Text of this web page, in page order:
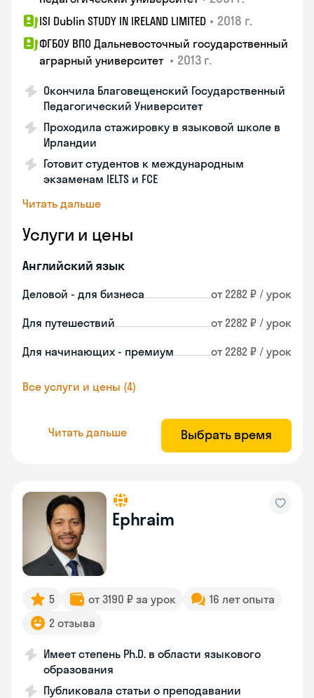
ISI Dublin STUDY IN IRELAND LIMITED • 2018 г.
ФГБОУ ВПО Дальневосточный государственный
аграрный университет • 2013 г.
Окончила Благовещенский Государственный
Педагогический Университет
Проходила стажировку в языковой школе в
Ирландии
Готовит студентов к международным
экзаменам IELTS и FCE
Читать дальше
Услуги и цены
Английский язык
Деловой - для бизнеса от 2282 ₽ / урок
Для путешествий от 2282 ₽ / урок
Для начинающих - премиум от 2282 ₽ / урок
Все услуги и цены (4)
Читать дальше Выбрать время
Ephraim
5 от 3190 ₽ за урок
16 лет опыта
2 отзыва
Имеет степень Ph.D. в области языкового
образования
Публиковала статьи о преподавании